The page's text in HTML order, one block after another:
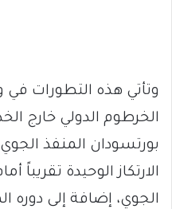
وتأتي هذه التطورات في
الخرطوم الدولي خارج
بورتسودان المنفذ
الارتكاز الوحيدة تقريباً
الجوي، إضافة إلى دوره